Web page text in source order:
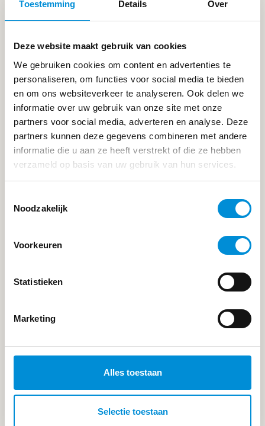
Toestemming Details Over
Deze website maakt gebruik van cookies
We gebruiken cookies om content en advertenties te
personaliseren, om functies voor social media te bieden
en om ons websiteverkeer te analyseren. Ook delen we
informatie over uw gebruik van onze site met onze
partners voor social media, adverteren en analyse. Deze
partners kunnen deze gegevens combineren met andere
informatie die u aan ze heeft verstrekt of die ze hebben
verzameld op basis van uw gebruik van hun services.
Noodzakelijk
Voorkeuren
Statistieken
Marketing
Alles toestaan
Selectie toestaan